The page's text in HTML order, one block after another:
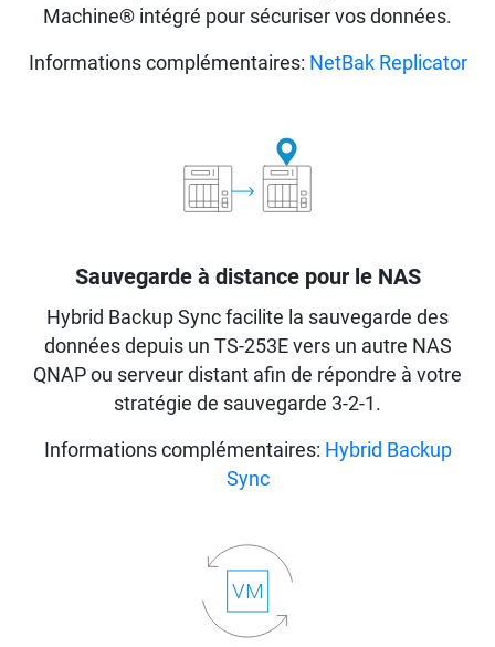
Machine® intégré pour sécuriser vos données.
Informations complémentaires: NetBak Replicator
Sauvegarde à distance pour le NAS
Hybrid Backup Sync facilite la sauvegarde des
données depuis un TS-253E vers un autre NAS
QNAP ou serveur distant afin de répondre à votre
stratégie de sauvegarde 3-2-1.
Informations complémentaires: Hybrid Backup
Sync